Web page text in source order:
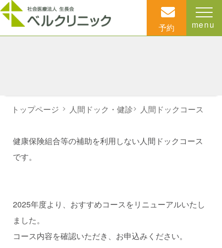
予約 menu
トップページ > 人間ドック・健診> 人間ドックコース
健康保険組合等の補助を利用しない人間ドックコース
です。
2025年度より、おすすめコースをリニューアルいたし
ました。
コース内容を確認いただき、お申込みください。